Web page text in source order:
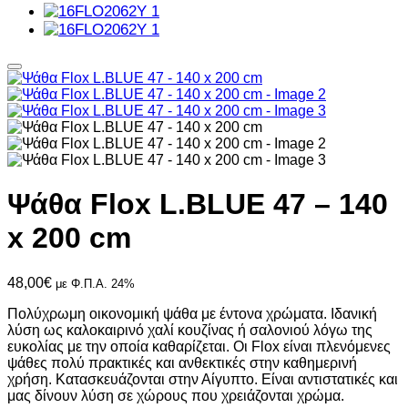
Ψάθα Flox L.BLUE 47 – 140
x 200 cm
48,00€ με Φ.Π.Α. 24%
Πολύχρωμη οικονομική ψάθα με έντονα χρώματα. Ιδανική
λύση ως καλοκαιρινό χαλί κουζίνας ή σαλονιού λόγω της
ευκολίας με την οποία καθαρίζεται. Οι Flox είναι πλενόμενες
ψάθες πολύ πρακτικές και ανθεκτικές στην καθημερινή
χρήση. Κατασκευάζονται στην Αίγυπτο. Είναι αντιστατικές και
μας δίνουν λύση σε χώρους που χρειάζονται χρώμα.